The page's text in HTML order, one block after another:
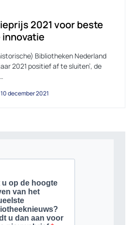
2021 voor beste
Bibliotheken Nederland
2021 positief af te sluiten’, de
10 december 2021